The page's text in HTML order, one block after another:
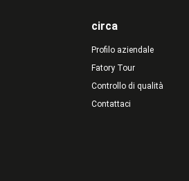
circa
Profilo aziendale
Fatory Tour
Controllo di qualità
Contattaci